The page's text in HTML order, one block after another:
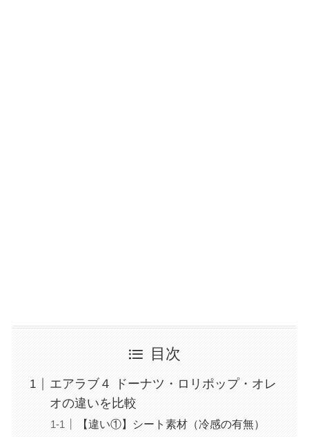
目次
エアラブ４ ドーナツ・ロリポップ・オレ
オの違いを比較
【違い①】シート素材（冷感の有無）